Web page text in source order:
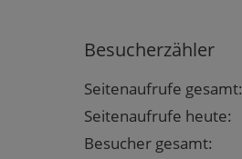
Besucherzähler
Seitenaufrufe gesamt:
Seitenaufrufe heute:
Besucher gesamt: